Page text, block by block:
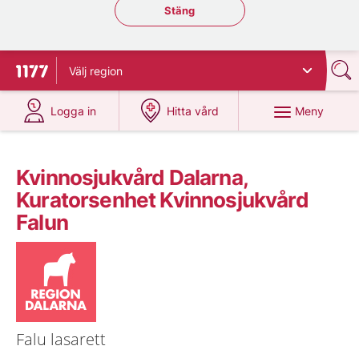
Stäng regionsväljaren
Stäng
Till startsidan för 1177
Välj region
Logga in
på 1177.se
Hitta vård
på 1177.se
Meny
Kvinnosjukvård Dalarna,
Kuratorsenhet Kvinnosjukvård
Falun
Falu lasarett